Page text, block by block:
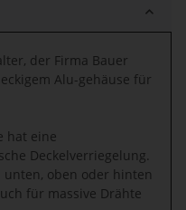
der Firma Bauer
Alu-gehäuse für
hat eine
Deckelverriegelung.
unten, oben oder hinten
für massive Drähte